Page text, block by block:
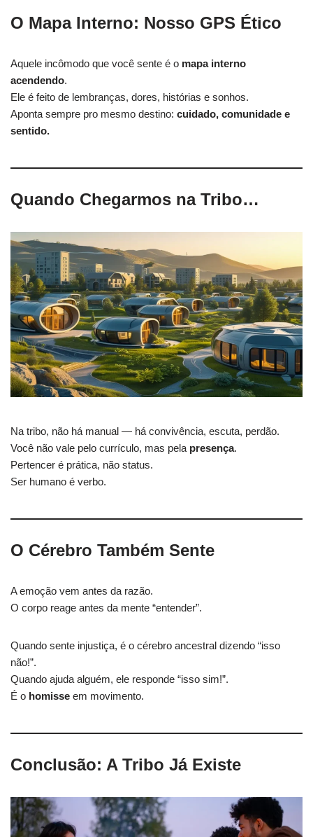
O Mapa Interno: Nosso GPS Ético
Aquele incômodo que você sente é o mapa interno
acendendo.
Ele é feito de lembranças, dores, histórias e sonhos.
Aponta sempre pro mesmo destino: cuidado, comunidade e
sentido.
Quando Chegarmos na Tribo…
Na tribo, não há manual — há convivência, escuta, perdão.
Você não vale pelo currículo, mas pela presença.
Pertencer é prática, não status.
Ser humano é verbo.
O Cérebro Também Sente
A emoção vem antes da razão.
O corpo reage antes da mente “entender”.
Quando sente injustiça, é o cérebro ancestral dizendo “isso
não!”.
Quando ajuda alguém, ele responde “isso sim!”.
É o homisse em movimento.
Conclusão: A Tribo Já Existe